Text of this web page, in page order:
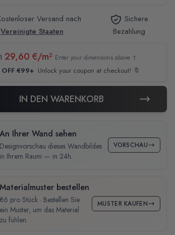
Versand nach
Vereinigte Staaten
Sichere
Bezahlung
29,60 €/m² Enter your dimensions above ↑
€99+ Unlock your coupon at checkout! 🔖
IN DEN WARENKORB
An Ihrer Wand sehen
dieses Wandbildes
in Ihrem Raum — in 24h.
VORSCHAU
Materialmuster bestellen
€6 pro Stück · Bestellen Sie
ein Muster, um das Material
zu fühlen.
MUSTER KAUFEN